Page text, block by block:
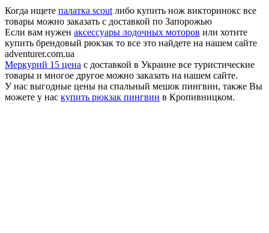
Когда ищете палатка scout либо купить нож викторинокс все
товары можно заказать с доставкой по Запорожью
Если вам нужен аксессуары лодочных моторов или хотите
купить брендовый рюкзак то все это найдете на нашем сайте
adventurer.com.ua
Меркурий 15 цена с доставкой в Украине все туристические
товары и многое другое можно заказать на нашем сайте.
У нас выгодные цены на спальный мешок пингвин, также Вы
можете у нас купить рюкзак пингвин в Кропивницком.